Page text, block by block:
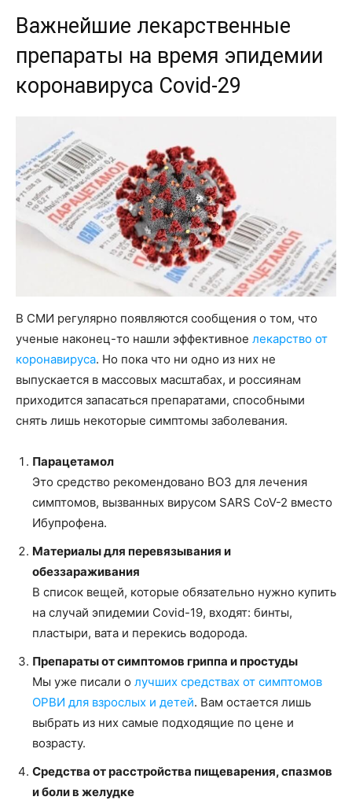
Важнейшие лекарственные
препараты на время эпидемии
коронавируса Covid-29
В СМИ регулярно появляются сообщения о том, что
ученые наконец-то нашли эффективное лекарство от
коронавируса. Но пока что ни одно из них не
выпускается в массовых масштабах, и россиянам
приходится запасаться препаратами, способными
снять лишь некоторые симптомы заболевания.
Парацетамол
Это средство рекомендовано ВОЗ для лечения
симптомов, вызванных вирусом SARS CoV-2 вместо
Ибупрофена.
Материалы для перевязывания и
обеззараживания
В список вещей, которые обязательно нужно купить
на случай эпидемии Covid-19, входят: бинты,
пластыри, вата и перекись водорода.
Препараты от симптомов гриппа и простуды
Мы уже писали о лучших средствах от симптомов
ОРВИ для взрослых и детей. Вам остается лишь
выбрать из них самые подходящие по цене и
возрасту.
Средства от расстройства пищеварения, спазмов
и боли в желудке